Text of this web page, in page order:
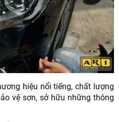
hiệu nổi tiếng, chất lượng
vệ sơn, sở hữu những thông